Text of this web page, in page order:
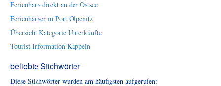
Ferienhaus direkt an der Ostsee
Ferienhäuser in Port Olpenitz
Übersicht Kategorie Unterkünfte
Tourist Information Kappeln
beliebte Stichwörter
Diese Stichwörter wurden am häufigsten aufgerufen: